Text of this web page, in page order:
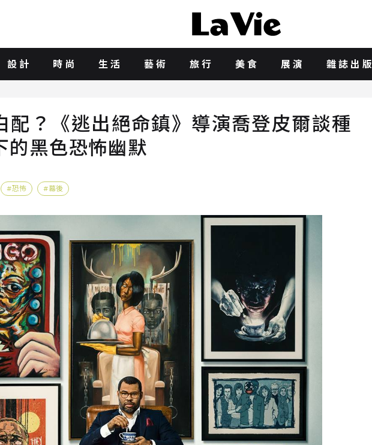
設計 時尚 生活 藝術 旅行 美食 展演 雜誌出版
配？《逃出絕命鎮》導演喬登皮爾談種
的黑色恐怖幽默
恐怖 幕後